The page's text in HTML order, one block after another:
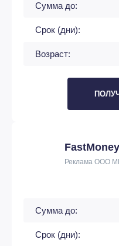
Сумма до:
Срок (дни):
Возраст:
FastMoney
Реклама ООО
Сумма до:
Срок (дни):